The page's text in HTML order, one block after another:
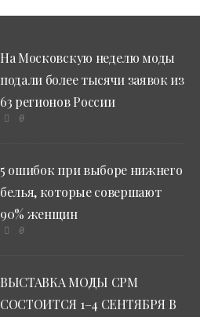
На Московскую неделю моды
подали более тысячи заявок из
63 регионов России
0
5 ошибок при выборе нижнего
белья, которые совершают
90% женщин
0
ВЫСТАВКА МОДЫ CPM
СОСТОИТСЯ 1–4 СЕНТЯБРЯ В